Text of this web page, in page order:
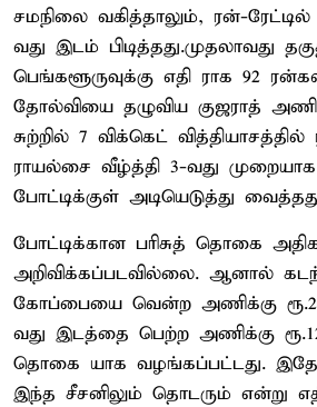
சமநிலை வகித்தாலும், ரன்-
வது இடம் பிடித்தது.முதலாவது
பெங்களூருவுக்கு எதி ராக 92
தோல்வியை தழுவிய குஜராத் அணி
சுற்றில் 7 விக்கெட்
ராயல்சை வீழ்த்தி 3-வது முறையாக
போட்டிக்குள் அடியெடுத்து
போட்டிக்கான பரிசுத் தொகை
அறிவிக்கப்படவில்லை. ஆனால்
கோப்பையை வென்ற அணிக்கு
வது இடத்தை பெற்ற அணிக்கு ரூ.12
தொகை யாக வழங்கப்பட்டது. இதே
இந்த சீசனிலும் தொடரும் என்று